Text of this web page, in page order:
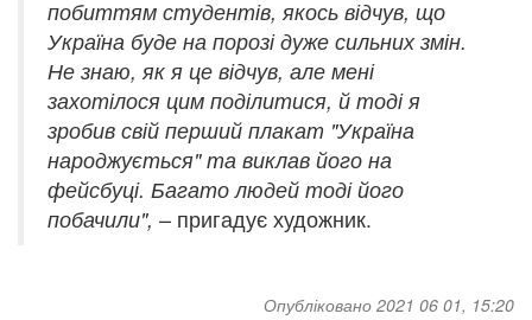
побиттям студентів, якось відчув, що
Україна буде на порозі дуже сильних змін.
Не знаю, як я це відчув, але мені
захотілося цим поділитися, й тоді я
зробив свій перший плакат "Україна
народжується" та виклав його на
фейсбуці. Багато людей тоді його
побачили", – пригадує художник.
Опубліковано 2021 06 01, 15:20